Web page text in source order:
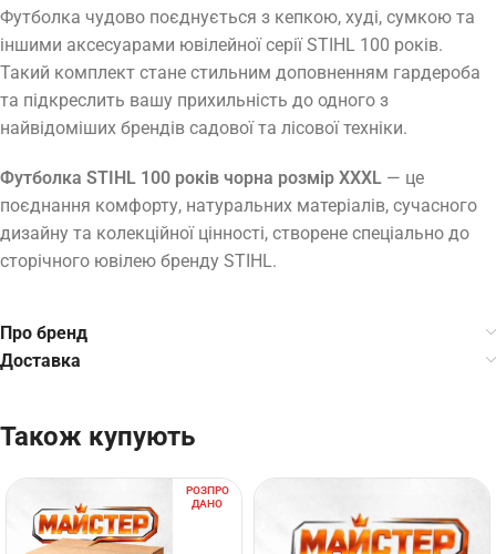
Футболка чудово поєднується з кепкою, худі, сумкою та
іншими аксесуарами ювілейної серії STIHL 100 років.
Такий комплект стане стильним доповненням гардероба
та підкреслить вашу прихильність до одного з
найвідоміших брендів садової та лісової техніки.
Футболка STIHL 100 років чорна розмір XXXL — це
поєднання комфорту, натуральних матеріалів, сучасного
дизайну та колекційної цінності, створене спеціально до
сторічного ювілею бренду STIHL.
Про бренд
Доставка
Також купують
РОЗПРО
ДАНО